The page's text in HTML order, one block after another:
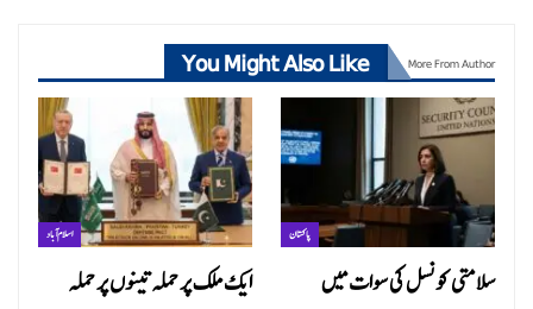
You Might Also Like More From Author
اسلام آباد
ایک ملک پر حملہ تینوں پر حملہ
پاکستان
سلامتی کونسل کی سوات میں